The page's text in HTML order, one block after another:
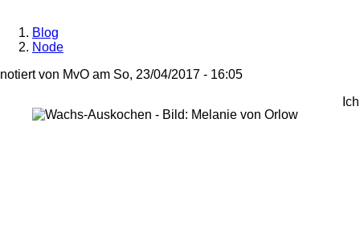
Breadcrumb
Blog
Node
notiert von MvO am So, 23/04/2017 - 16:05
Ich